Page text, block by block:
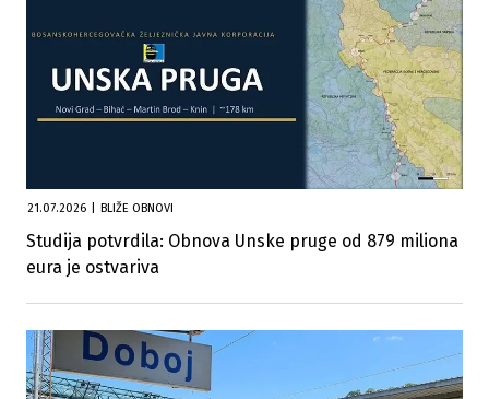
21.07.2026 BLIŽE OBNOVI
Studija potvrdila: Obnova Unske pruge od 879 miliona
eura je ostvariva